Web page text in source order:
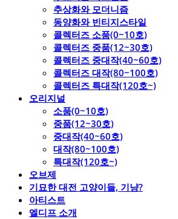
추상화와 모더니즘
동양화와 빈티지스타일
콜렉터즈 소품(0~10호)
콜렉터즈 중품(12~30호)
콜렉터즈 중대작(40~60호)
콜렉터즈 대작(80~100호)
콜렉터즈 특대작(120호~)
오리지널
소품(0~10호)
중품(12~30호)
중대작(40~60호)
대작(80~100호)
특대작(120호~)
오브제
기묘한 대전 고양이들, 기냥?
아티스트
엘디프 소개